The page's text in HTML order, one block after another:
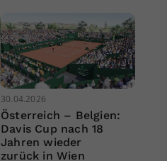
30.04.2026
Österreich – Belgien:
Davis Cup nach 18
Jahren wieder
zurück in Wien